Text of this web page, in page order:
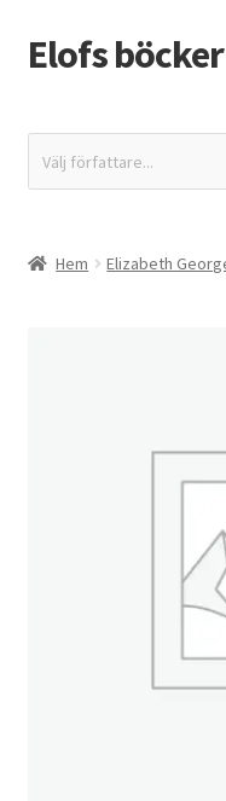
Hoppa
till
Hoppa
till
Elofs böcker
Återbetalnings- och
Välj författare...
Hem Elizabeth